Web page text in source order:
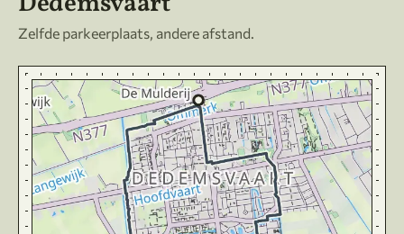
Zelfde parkeerplaats, andere afstand.